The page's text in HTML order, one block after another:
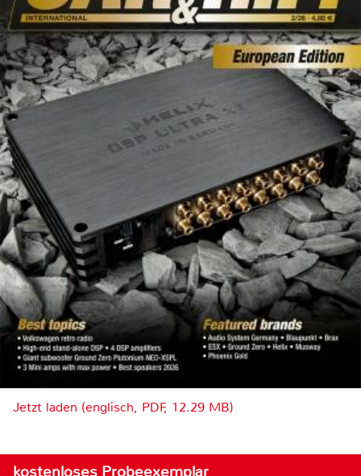
Jetzt laden (englisch, PDF, 12.29 MB)
kostenloses Probeexemplar